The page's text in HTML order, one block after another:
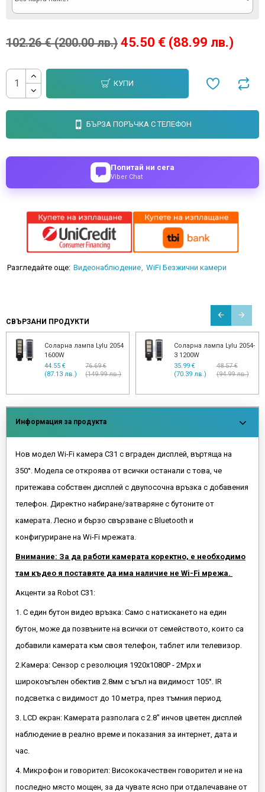
45.50 € (88.99 лв.)
102.26 € (200.00 лв.)
КУПИ
БЪРЗА ПОРЪЧКА С ТЕЛЕФОН
Попитай ни сега
Viber Chat
Разгледайте още: Видеонаблюдение WiFi Безжични камери
СВЪРЗАНИ ПРОДУКТИ
Соларна лампа Lylu 2054
1600W
44.55 €
(87.13 лв.)
76.69 €
(149.99 лв.)
Соларна лампа Lylu 2054-
3 1200W
35.99 €
(70.39 лв.)
48.57 €
(94.99 лв.)
Информация за продукта
Нов модел Wi-Fi камера C31 с вграден дисплей, въртяща на
350°. Модела се откроява от всички останали с това, че
притежава собствен дисплей с двупосочна връзка с добавения
телефон. Директно набиране/затваряне с бутоните от
камерата. Лесно и бързо свързване с Bluetooth и
конфигуриране на Wi-Fi мрежата.
Внимание: За да работи камерата коректно, е необходимо
там къдео я поставяте да има наличие не Wi-Fi мрежа.
Акценти за Robot C31:
1. С един бутон видео връзка: Само с натискането на един
бутон, може да позвъните на всички от семейството, които са
добавили камерата към своя телефон, таблет или телевизор.
2.Камера: Сензор с резолюция 1920x1080P - 2Mpx и
широкоъгълен обектив 2.8мм с ъгъл на видимост 105°. IR
подсветка с видимост до 10 метра, през тъмния период.
3. LCD екран: Камерата разполага с 2.8" инчов цветен дисплей
наблюдение в реално време и показания за интернет, дата и
час.
4. Микрофон и говорител: Висококачествен говорител и не на
последно място мощен, за да чувате ясно при отдалечаване от